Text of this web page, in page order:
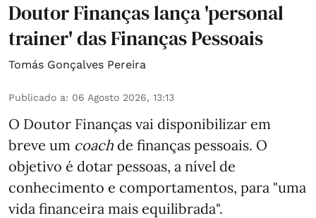
Doutor Finanças lança 'personal
trainer' das Finanças Pessoais
Tomás Gonçalves Pereira
Publicado a: 06 Agosto 2026, 13:13
O Doutor Finanças vai disponibilizar em
breve um coach de finanças pessoais. O
objetivo é dotar pessoas, a nível de
conhecimento e comportamentos, para "uma
vida financeira mais equilibrada".